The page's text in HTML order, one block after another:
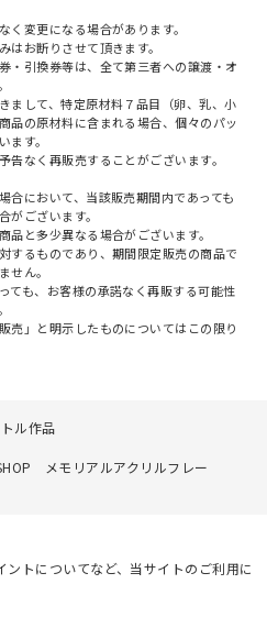
変更になる場合があります。
お断りさせて頂きます。
・引換券等は、全て第三者への譲渡・オ
まして、特定原材料７品目（卵、乳、小
品の原材料に含まれる場合、個々のパッ
す。
なく再販売することがございます。
合において、当該販売期間内であっても
ございます。
と多少異なる場合がございます。
するものであり、期間限定販売の商品で
せん。
ても、お客様の承諾なく再販する可能性
売」と明示したものについてはこの限り
トル作品
メモリアルアクリルフレー
トについてなど、当サイトのご利用に